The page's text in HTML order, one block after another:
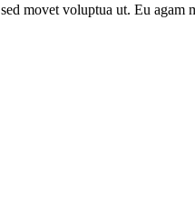
movet voluptua ut. Eu